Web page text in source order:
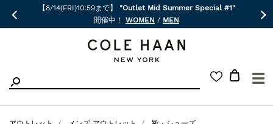
【8/14(FRI)10:59まで】
"Outlet Mid Summer Special #1"
開催中！ WOMEN / MEN
☰